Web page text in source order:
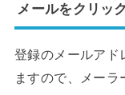
メールをクリッ
登録のメールアド
ますので、メー